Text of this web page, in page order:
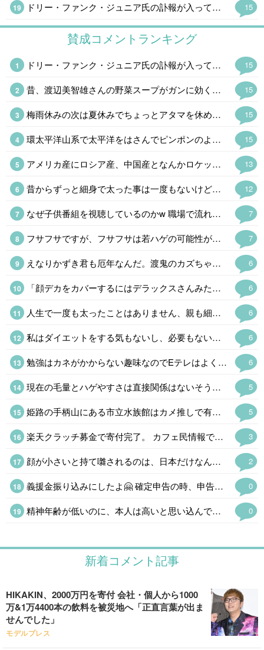
15
ドリー・ファンク・ジュニア氏の訃報が入って喪に服して自粛。荒法師ジン·キニスキーからNWA世界王座を奪った時は時代が変わったと思った。野球でいえば張本さんの世界からイチローの時代になったようなもので。馬場さんの全日本プロレスはファンク一家あってのものでファンには大恩人。あの世界で85歳で天寿を全うしたのは凄い。
賛成コメントランキング
15
ドリー・ファンク・ジュニア氏の訃報が入って喪に服して自粛。荒法師ジン·キニスキーからNWA世界王座を奪った時は時代が変わったと思った。野球でいえば張本さんの世界からイチローの時代になったようなもので。馬場さんの全日本プロレスはファンク一家あってのものでファンには大恩人。あの世界で85歳で天寿を全うしたのは凄い。
15
昔、渡辺美智雄さんの野菜スープがガンに効くとやってたけど(言い出した無免許医は逮捕)、効能はともかく健康にはよさそうだ。(味は知らんw) ハーバード式はキャベツ、玉ねぎ、ニンジン、カボチャを煮込むという話でカボチャの甘みがあるそうだ。カレー粉を入れたくなるけど。(あ。キャベツがw ) ロカボにもいいというので、やってみるか。
15
梅雨休みの次は夏休みでちょっとアタマを休めるかと思ったら「禿、禿」と連呼されたので「呼んだ?呼んだよね」とオフロスキーになった。←そんなん見とるんですか💀
15
環太平洋山系で太平洋をはさんでピンポンのように地震や火山の噴火があるのはいつものことだけど、最近は周期が短すぎる。おそらく東海·東南海·南海三連動と富士山噴火というのが2030年代に予想されるけど、少し早まるかも。 私は予知夢と直感。地震雲ウォッチャーなのでかなり怪しいと思われているけど。
13
アメリカ産にロシア産、中国産となんかロケット花火を打ち込んできた北朝鮮産もあるな。学校ならクラス分けなんだけどなぜか同じクラスで同じ班になってる。
12
昔からずっと細身で太った事は一度もないけど、バナナ型だから年取ったらブクブク太って落ちなくなる体質 今はいいけど晩年は巨漢かも 笑
7
なぜ子供番組を視聴しているのかw 職場で流れているんでしょうかねw 子供番組は当たり障り無いので、流しっぱなしに出来ますからね、 、という事に。 趣味で視聴してるなら怖いのでw
7
フサフサですが、フサフサは若ハゲの可能性が高いそうで冷や冷やしてますw もしそうなったら、お金で解決しますw
6
えなりかずき君も厄年なんだ。渡鬼のカズちゃんもこれで泉ピン子さんの後釜ができたとファンを期待させた天才だったけどほとんど見ないし。なかなか子役から大人の役者でやってくのも大変なもんだ。
6
「顔デカをカバーするにはデラックスさんみたいに巨体になればいいのだ。」「それは逆効果になる可能性が高いです」AI君はシャレが通じねえなw
6
人生で一度も太ったことはありません、親も細身なので遺伝でしょうね。 男性の細身は生物として利点とは言えないので、羨ましいと言うのは女性だけです。
6
私はダイエットをする気もないし、必要もないけど砂糖断ちの結果、1ヶ月に1kgのペースで減っている。とりあえず甘い飲み物をやめるだけでかなり変わってくる。 五穀断ちはやめて全粒粉クラッカーとオーツ麦を主食にしているけど慣れるまでが大変かも。
6
勉強はカネがかからない趣味なのでEテレはよく見る。高校講座は20分くらいだし高齢者にもちょうどいい。サイエンスゼロは毎週録画。オフロスキーはくだらなさにハマっているけど。浮世離れというのも楽でいいのだ。
5
現在の毛量とハゲやすさは直接関係はないそうだ。 まあ、昔から丁髷が結えなくなったら出家して坊主というのが王道である。骸骨に毛が生えてたら怖い。
5
姫路の手柄山にある市立水族館はカメ推しで有名だけどタッチプールは1980年に日本で初めて設置された。サメやエイ、ナマコやウニというハードルが高そうなやつもいる。姫路の穴場の観光スポットだったけど駅ができてお客さんも増えるかも。昭和の廃墟感がお気に入りだったけどなぁ。
3
楽天クラッチ募金で寄付完了。 カフェ民情報で、熊本県のホームページから義援金を送れる事を知ったけど、期限切れ間近のポイントがあったから、今回は楽天ポイントで。
2
顔が小さいと持て囃されるのは、日本だけなんだよね、 平安時代は、顔は大きいというか、下膨れだったり、美人の定義だったのに、いつの間にか小顔にすり替わったよね。
0
義援金振り込みにしたよ🤗 確定申告の時、申告できるし✌ HIKAKINみたいに物資送るのもイイネ
0
精神年齢が低いのに、本人は高いと思い込んでる場合は❓️🤔 「俺は精神年齢50才」が口癖の同級生がいるんだけど、滅茶苦茶ガキなんだよね~😂 気づいてないの本人だけで草なんだけど、本人は思い込んでるから長生きできないのかな❓️
新着コメント記事
HIKAKIN、2000万円を寄付 会社・個人から1000
万&1万4400本の飲料を被災地へ「正直言葉が出ま
せんでした」
モデルプレス